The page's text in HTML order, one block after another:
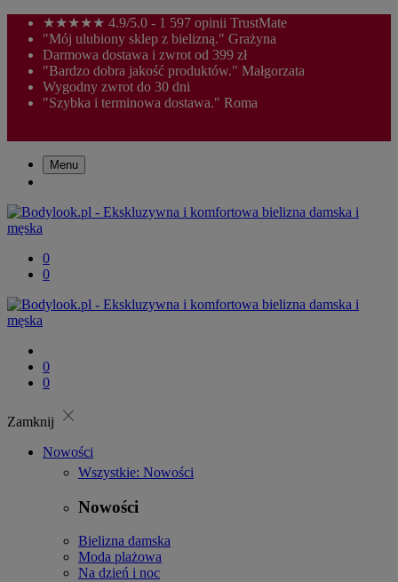
★★★★★ 4.9/5.0 - 1 597 opinii TrustMate
"Mój ulubiony sklep z bielizną." Grażyna
Darmowa dostawa i zwrot od 399 zł
"Bardzo dobra jakość produktów." Małgorzata
Wygodny zwrot do 30 dni
"Szybka i terminowa dostawa." Roma
Menu
0
0
0
0
Zamknij close
Nowości
Wszystkie: Nowości
Nowości
Bielizna damska
Moda plażowa
Na dzień i noc